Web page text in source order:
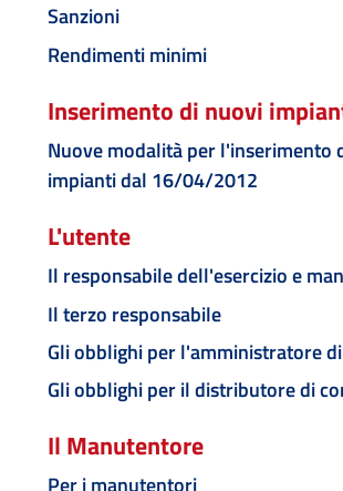
Sanzioni
Rendimenti minimi
Inserimento di nuovi
Nuove modalità per l'inserimento
impianti dal 16/04/2012
L'utente
Il responsabile dell'esercizio e
Il terzo responsabile
Gli obblighi per l'amministratore
Gli obblighi per il distributore di
Il Manutentore